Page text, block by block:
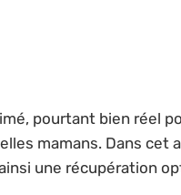
pourtant bien réel
mamans. Dans cet
une récupération